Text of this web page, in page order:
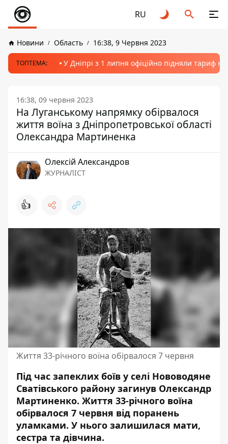
RU
Новини Область 16:38, 9 Червня 2023
ТОПТЕМА: У Дніпрі з 1 липня офіційно підняли тариф
16:38, 09 червня 2023
На Луганському напрямку обірвалося
життя воїна з Дніпропетровської області
Олександра Мартиненка
Олексій Александров
ЖУРНАЛІСТ
👍
Життя 33-річного воїна обірвалося 7 червня
Під час запеклих боїв у селі Нововодяне
Сватівського району загинув Олександр
Мартиненко. Життя 33-річного воїна
обірвалося 7 червня від поранень
уламками. У нього залишилася мати,
сестра та дівчина.